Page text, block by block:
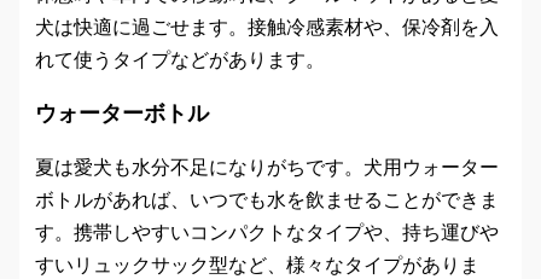
犬は快適に過ごせます。接触冷感素材や、保冷剤を入
れて使うタイプなどがあります。
ウォーターボトル
夏は愛犬も水分不足になりがちです。犬用ウォーター
ボトルがあれば、いつでも水を飲ませることができま
す。携帯しやすいコンパクトなタイプや、持ち運びや
すいリュックサック型など、様々なタイプがありま